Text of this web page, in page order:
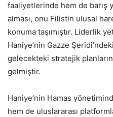
faaliyetlerinde hem de barış
alması, onu Filistin ulusal
konuma taşımıştır. Liderlik
Haniye’nin Gazze
gelecekteki stratejik
gelmiştir.
Haniye’nin Hamas
hem de uluslararası